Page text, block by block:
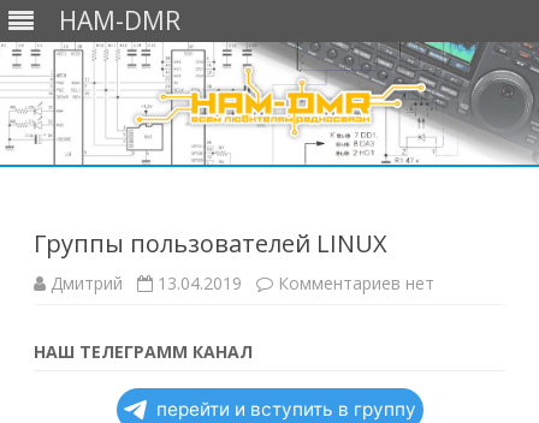
HAM-DMR
Группы пользователей LINUX
Дмитрий 13.04.2019 Комментариев кнет
НАШ ТЕЛЕГРАММ КАНАЛ
перейти и вступить в группу